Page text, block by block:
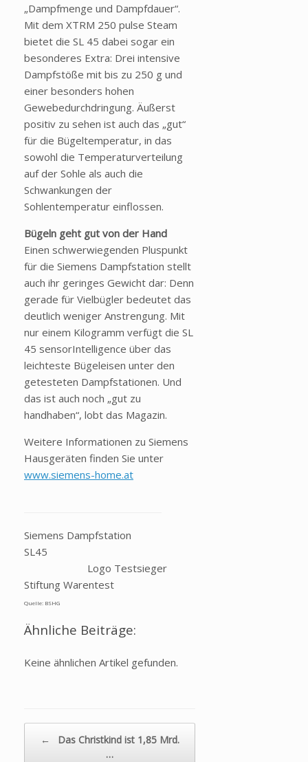
„Dampfmenge und Dampfdauer“.
Mit dem XTRM 250 pulse Steam
bietet die SL 45 dabei sogar ein
besonderes Extra: Drei intensive
Dampfstöße mit bis zu 250 g und
einer besonders hohen
Gewebedurchdringung. Äußerst
positiv zu sehen ist auch das „gut“
für die Bügeltemperatur, in das
sowohl die Temperaturverteilung
auf der Sohle als auch die
Schwankungen der
Sohlentemperatur einflossen.
Bügeln geht gut von der Hand
Einen schwerwiegenden Pluspunkt
für die Siemens Dampfstation stellt
auch ihr geringes Gewicht dar: Denn
gerade für Vielbügler bedeutet das
deutlich weniger Anstrengung. Mit
nur einem Kilogramm verfügt die SL
45 sensorIntelligence über das
leichteste Bügeleisen unter den
getesteten Dampfstationen. Und
das ist auch noch „gut zu
handhaben“, lobt das Magazin.
Weitere Informationen zu Siemens
Hausgeräten finden Sie unter
www.siemens-home.at
Siemens Dampfstation
SL45
Logo Testsieger
Stiftung Warentest
Quelle: BSHG
Ähnliche Beiträge:
Keine ähnlichen Artikel gefunden.
←
Das Christkind ist 1,85 Mrd.
…